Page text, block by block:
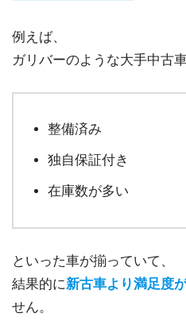
例えば、
ガリバーのような大手中古
整備済み
独自保証付き
在庫数が多い
といった車が揃っていて、
結果的に新古車より満足度
せん。